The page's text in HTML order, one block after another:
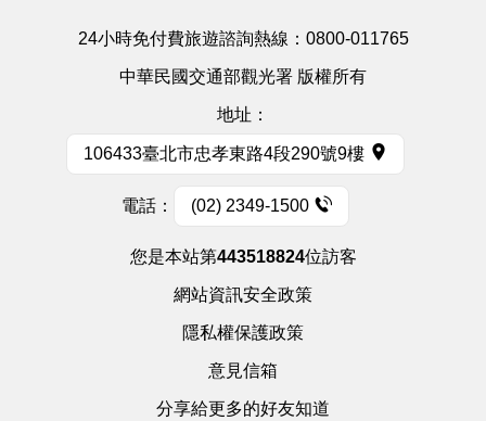
24小時免付費旅遊諮詢熱線： 0800-011765
中華民國交通部觀光署 版權所有
地址：
106433臺北市忠孝東路4段290號9樓
電話： (02) 2349-1500
您是本站第443518824位訪客
網站資訊安全政策
隱私權保護政策
意見信箱
分享給更多的好友知道